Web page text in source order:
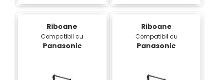
Riboane
Compatibil cu
Panasonic
Riboane
Compatibil cu
Panasonic